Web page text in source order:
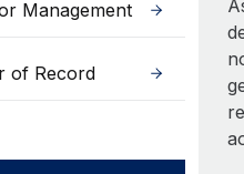
Management
of Record